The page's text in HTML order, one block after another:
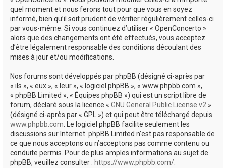
quel moment et nous ferons tout pour que vous en soyez
informé, bien qu’il soit prudent de vérifier régulièrement celles-ci
par vous-même. Si vous continuez d’utiliser « OpenConcerto »
alors que des changements ont été effectués, vous acceptez
d’être légalement responsable des conditions découlant des
mises à jour et/ou modifications.
Nos forums sont développés par phpBB (désigné ci-après par
« ils », « eux », « leur », « logiciel phpBB », « www.phpbb.com »,
« phpBB Limited », « Équipes phpBB ») qui est un script libre de
forum, déclaré sous la licence « GNU General Public License v2 »
(désigné ci-après par « GPL ») et qui peut être téléchargé depuis
www.phpbb.com. Le logiciel phpBB facilite seulement les
discussions sur Internet. phpBB Limited n’est pas responsable de
ce que nous acceptons ou n’acceptons pas comme contenu ou
conduite permis. Pour de plus amples informations au sujet de
phpBB, veuillez consulter : https://www.phpbb.com/.